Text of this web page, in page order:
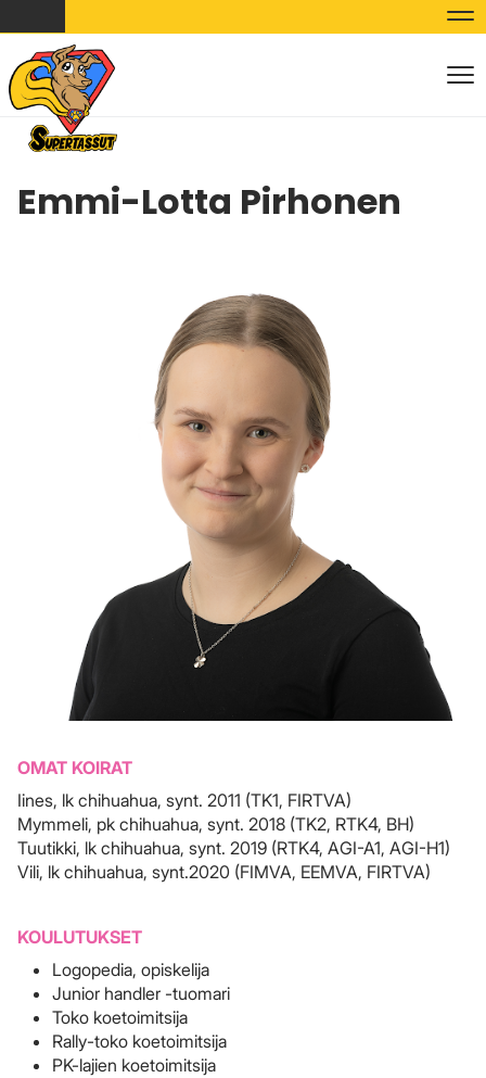
Emmi-Lotta Pirhonen
OMAT KOIRAT
Iines, lk chihuahua, synt. 2011 (TK1, FIRTVA)
Mymmeli, pk chihuahua, synt. 2018 (TK2, RTK4, BH)
Tuutikki, lk chihuahua, synt. 2019 (RTK4, AGI-A1, AGI-H1)
Vili, lk chihuahua, synt.2020 (FIMVA, EEMVA, FIRTVA)
KOULUTUKSET
Logopedia, opiskelija
Junior handler -tuomari
Toko koetoimitsija
Rally-toko koetoimitsija
PK-lajien koetoimitsija